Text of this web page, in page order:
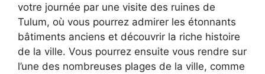
votre journée par une visite des ruines de
Tulum, où vous pourrez admirer les étonnants
bâtiments anciens et découvrir la riche histoire
de la ville. Vous pourrez ensuite vous rendre sur
l’une des nombreuses plages de la ville, comme